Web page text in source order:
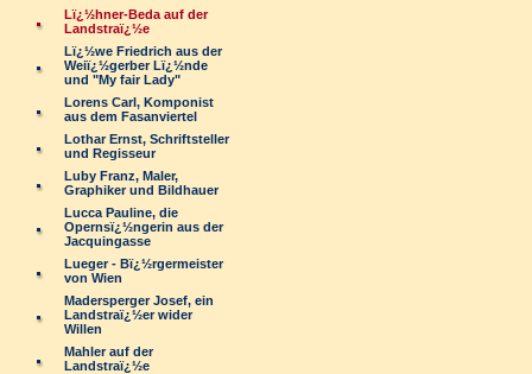
Lï¿½hner-Beda auf der
Landstraï¿½e
Lï¿½we Friedrich aus der
Weiï¿½gerber Lï¿½nde
und "My fair Lady"
Lorens Carl, Komponist
aus dem Fasanviertel
Lothar Ernst, Schriftsteller
und Regisseur
Luby Franz, Maler,
Graphiker und Bildhauer
Lucca Pauline, die
Opernsï¿½ngerin aus der
Jacquingasse
Lueger - Bï¿½rgermeister
von Wien
Madersperger Josef, ein
Landstraï¿½er wider
Willen
Mahler auf der
Landstraï¿½e